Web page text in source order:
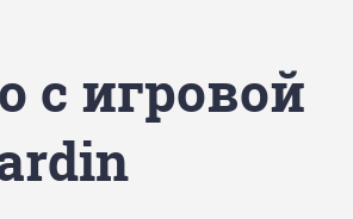
с игровой